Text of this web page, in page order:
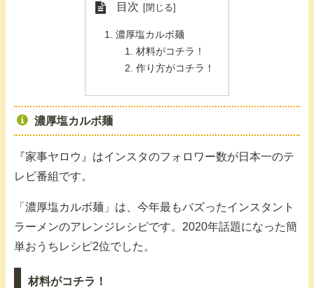
目次
濃厚塩カルボ麺
材料がコチラ！
作り方がコチラ！
濃厚塩カルボ麺
『家事ヤロウ』はインスタのフォロワー数が日本一のテ
レビ番組です。
「濃厚塩カルボ麺」は、今年最もバズったインスタント
ラーメンのアレンジレシピです。2020年話題になった簡
単おうちレシピ2位でした。
材料がコチラ！